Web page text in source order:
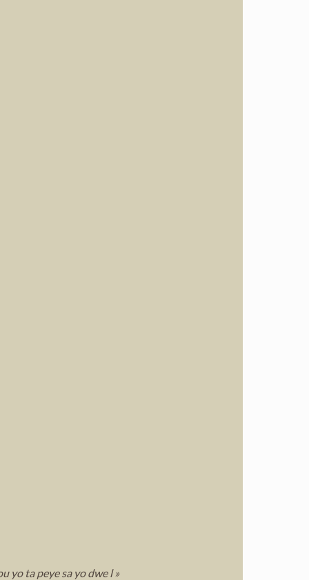
yo ta peye sa yo dwe l »